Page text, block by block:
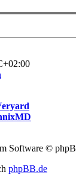
Software ©
phpBB.de